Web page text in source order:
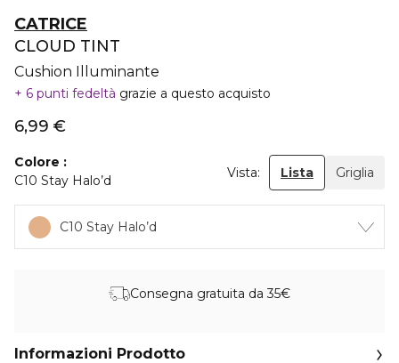
CATRICE
CLOUD TINT
Cushion Illuminante
6 punti fedeltà grazie a questo acquisto
6,99 €
Colore
C10 Stay Halo’d
Vista: Lista Griglia
C10 Stay Halo’d
Consegna gratuita da 35€
Informazioni Prodotto